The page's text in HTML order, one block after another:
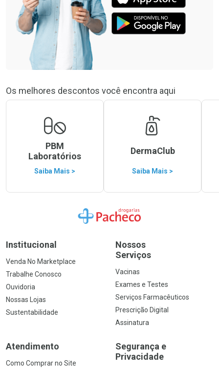
Os melhores descontos você encontra aqui
PBM
Laboratórios
Saiba Mais >
DermaClub
Saiba Mais >
Ir para a Home
Institucional
Venda No Marketplace
Trabalhe Conosco
Ouvidoria
Nossas Lojas
Sustentabilidade
Nossos
Serviços
Vacinas
Exames e Testes
Serviços Farmacêuticos
Prescrição Digital
Assinatura
Atendimento
Como Comprar no Site
Segurança e
Privacidade